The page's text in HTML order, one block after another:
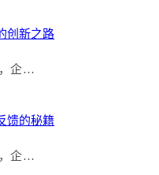
创新之路
，企…
馈的秘籍
，企…